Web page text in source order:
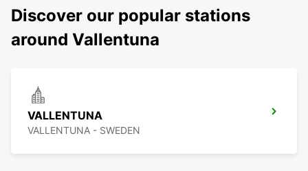
Discover our popular stations
around Vallentuna
VALLENTUNA
VALLENTUNA - SWEDEN